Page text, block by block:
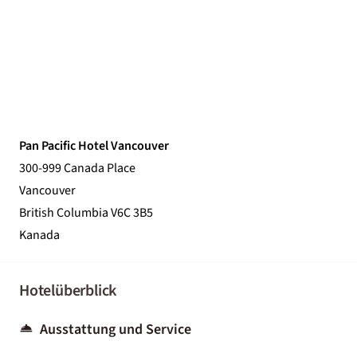
Pan Pacific Hotel Vancouver
300-999 Canada Place
Vancouver
British Columbia V6C 3B5
Kanada
Hotelüberblick
Ausstattung und Service